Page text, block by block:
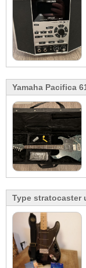
Yamaha Pacifica
Type stratocaster